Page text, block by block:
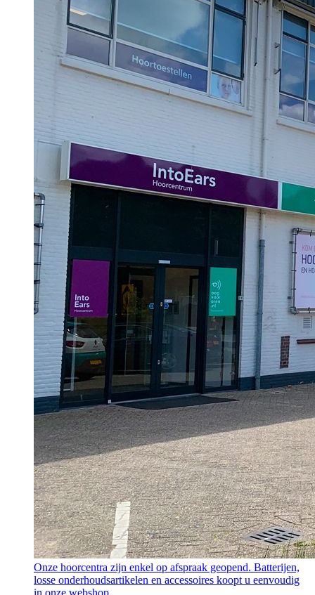
Onze hoorcentra zijn enkel op afspraak geopend. Batterijen,
losse onderhoudsartikelen en accessoires koopt u eenvoudig
in onze webshop.